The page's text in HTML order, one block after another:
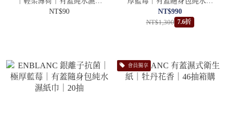
巾｜100抽
NT$90
紙巾｜20抽20包
NT$990
NT$1,300 7.6折
會員獨享